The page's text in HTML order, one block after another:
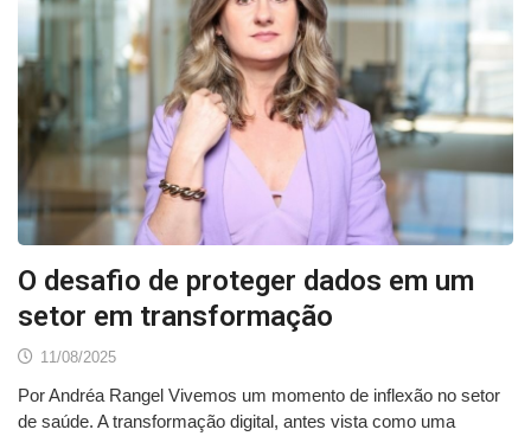
O desafio de proteger dados em um
setor em transformação
11/08/2025
Por Andréa Rangel Vivemos um momento de inflexão no setor
de saúde. A transformação digital, antes vista como uma